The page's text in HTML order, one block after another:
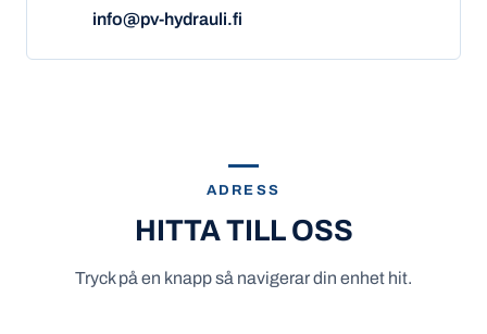
info@pv-hydrauli.fi
ADRESS
HITTA TILL OSS
Tryck på en knapp så navigerar din enhet hit.